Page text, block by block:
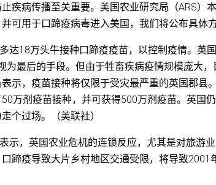
疾病传播至关重要。美国农业研究局（ARS）
可用于口蹄疫病毒进入美国，我们将公布具体
达18万头牛接种口蹄疫疫苗，以控制疫情。英
最后的手段。但由于牲畜疾病疫情规模庞大
示，疫苗接种将仅限于受灾最严重的英国郡县
万剂疫苗接种，并可获得500万剂疫苗。英国
个过场。（美联社）
示，英国农业危机的连锁反应，尤其是对旅游
蹄疫导致大片乡村地区交通受限，将导致2001